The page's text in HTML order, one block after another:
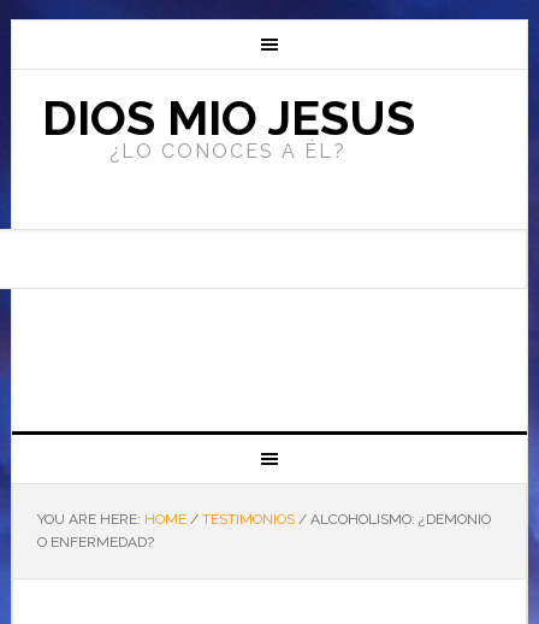
DIOS MIO JESUS
¿LO CONOCES A ÉL?
YOU ARE HERE: HOME / TESTIMONIOS /ALCOHOLISMO: ¿DEMONIO
O ENFERMEDAD?